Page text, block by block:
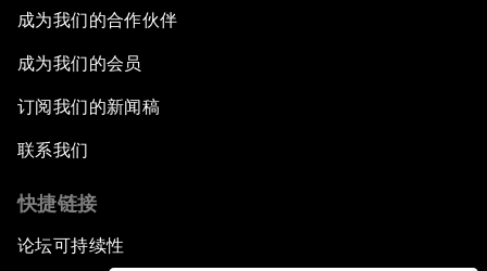
成为我们的合作伙伴
成为我们的会员
订阅我们的新闻稿
联系我们
快捷链接
论坛可持续性